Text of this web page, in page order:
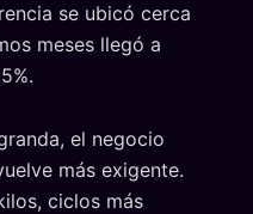
se ubicó cerca
meses llegó a
el negocio
más exigente.
ciclos más